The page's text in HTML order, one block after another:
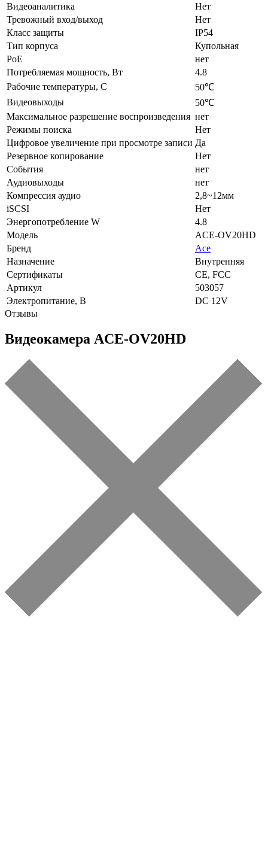
Видеоаналитика
Нет
Тревожный вход/выход
Нет
Класс защиты
IP54
Тип корпуса
Купольная
PoE
нет
Потребляемая мощность, Вт
4.8
Рабочие температуры, С
50℃
Видеовыходы
50℃
Максимальное разрешение воспроизведения нет
Режимы поиска
Нет
Цифровое увеличение при просмотре записи Да
Резервное копирование
Нет
События
нет
Аудиовыходы
нет
Компрессия аудио
2,8~12мм
iSCSI
Нет
Энергопотребление W
4.8
Модель
ACE-OV20HD
Бренд
Ace
Назначение
Внутренняя
Сертификаты
CE, FCC
Артикул
503057
Электропитание, В
DC 12V
Отзывы
Видеокамера ACE-OV20HD